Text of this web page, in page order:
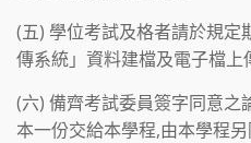
(五) 學位考試及格者請於規定
傳系統」資料建檔及電子檔上
(六) 備齊考試委員簽字同意之
本一份交給本學程,由本學程